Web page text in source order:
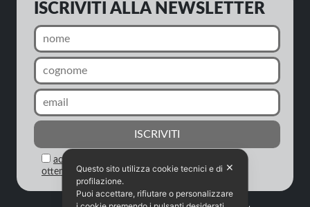
ISCRIVITI ALLA NEWSLETTER
acconsento al trattamento dei miei dati in
ottemperanza alla legge sulla privacy
✕
Questo sito utilizza cookie tecnici e di
profilazione.
Puoi accettare, rifiutare o personalizzare